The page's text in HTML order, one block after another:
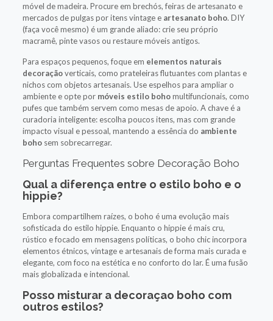
móvel de madeira. Procure em brechós, feiras de artesanato e
mercados de pulgas por itens vintage e artesanato boho. DIY
(faça você mesmo) é um grande aliado: crie seu próprio
macramê, pinte vasos ou restaure móveis antigos.
Para espaços pequenos, foque em elementos naturais
decoraçãoverticais, como prateleiras flutuantes com plantas e
nichos com objetos artesanais. Use espelhos para ampliar o
ambiente e opte por móveis estilo bohomultifuncionais, como
pufes que também servem como mesas de apoio. A chave é a
curadoria inteligente: escolha poucos itens, mas com grande
impacto visual e pessoal, mantendo a essência do ambiente
bohosem sobrecarregar.
Perguntas Frequentes sobre Decoração Boho
Qual a diferença entre o estilo boho e o
hippie?
Embora compartilhem raízes, o boho é uma evolução mais
sofisticada do estilo hippie. Enquanto o hippie é mais cru,
rústico e focado em mensagens políticas, o boho chic incorpora
elementos étnicos, vintage e artesanais de forma mais curada e
elegante, com foco na estética e no conforto do lar. É uma fusão
mais globalizada e intencional.
Posso misturar a decoraçao boho com
outros estilos?